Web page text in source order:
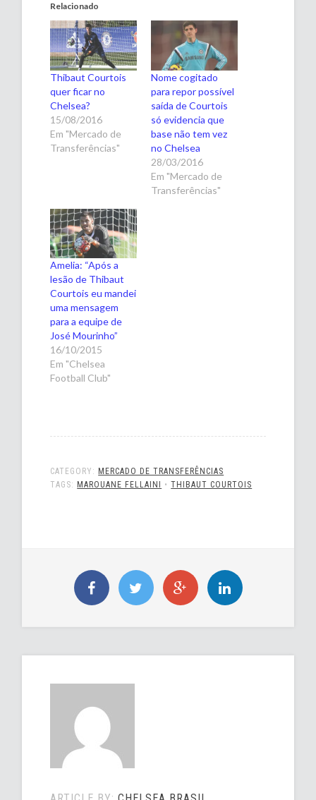
Relacionado
Thibaut Courtois
quer ficar no
Chelsea?
15/08/2016
Em "Mercado de
Transferências"
Nome cogitado
para repor possível
saída de Courtois
só evidencia que
base não tem vez
no Chelsea
28/03/2016
Em "Mercado de
Transferências"
Amelia: “Após a
lesão de Thibaut
Courtois eu mandei
uma mensagem
para a equipe de
José Mourinho”
16/10/2015
Em "Chelsea
Football Club"
CATEGORY: MERCADO DE TRANSFERÊNCIAS
TAGS: MAROUANE FELLAINI •THIBAUT COURTOIS